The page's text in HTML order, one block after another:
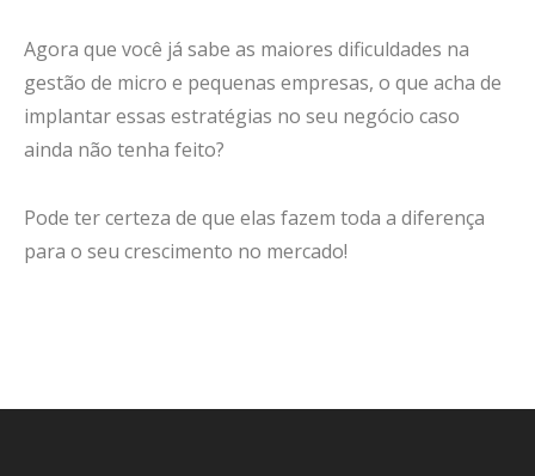
Agora que você já sabe as maiores dificuldades na
gestão de micro e pequenas empresas, o que acha de
implantar essas estratégias no seu negócio caso
ainda não tenha feito?
Pode ter certeza de que elas fazem toda a diferença
para o seu crescimento no mercado!